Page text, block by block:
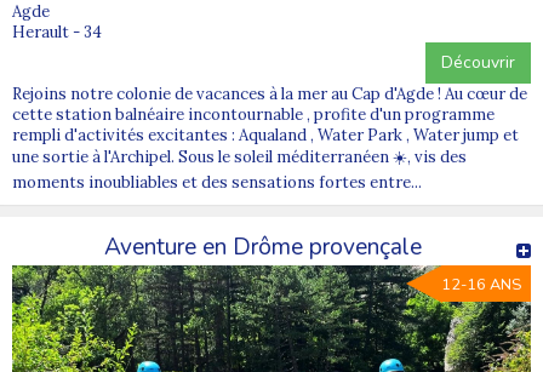
Agde
Herault - 34
Découvrir
Rejoins notre colonie de vacances à la mer au Cap d'Agde ! Au cœur de
cette station balnéaire incontournable , profite d'un programme
rempli d'activités excitantes : Aqualand , Water Park , Water jump et
une sortie à l'Archipel. Sous le soleil méditerranéen ☀️, vis des
moments inoubliables et des sensations fortes entre...
Aventure en Drôme provençale
12-16 ANS